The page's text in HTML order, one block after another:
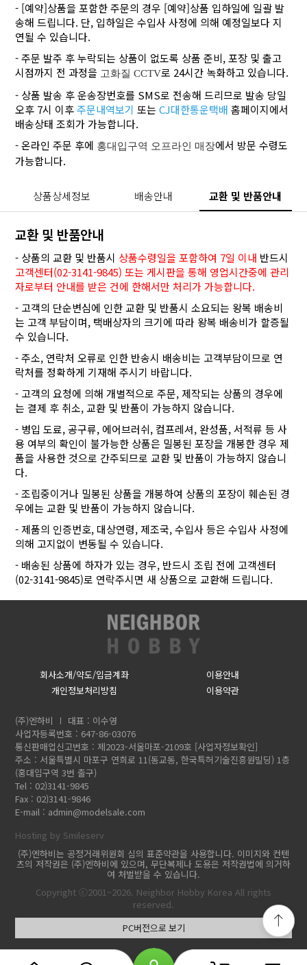
- [예약]상품을 포함한 주문의 경우 [예약]상품 입하일에 일괄 발
송해 드립니다. 단, 입하일은 수입사 사정에 의해 예정일보다 지
연될 수 있습니다.
- 주문 발주 후 누락되는 상품이 없도록 상품 준비, 포장 및 출고
시점까지 전 과정을 고화질 CCTV로 24시간 녹화하고 있습니다.
- 상품 발송 후 운송장번호를 SMS로 전송해 드리므로 발송 당일
오후 7시 이후주문내역보기 또는CJ대한통운택배 홈페이지에서
배송상태 조회가 가능합니다.
- 온라인 주문 후에 홍대입구역 오프라인 매장에서 방문 수령도
가능합니다.
상품상세정보 배송안내 교환 및 반품안내
교환 및 반품안내
- 상품의 교환 및 반품시 상품수령일을 포함하여 7일 이내 반드시
고객센터(02-3141-9845) 또는 게시판을 통해 영업시간중에 관리
자로부터 안내를 받은 건에 한해서만 처리가 가능합니다.
- 고객의 단순변심에 인한 교환 및 반품시 소요되는 왕복 배송비
는 고객 부담이며, 택배상자의 크기에 따라 왕복 배송비가 할증될
수 있습니다.
- 주소, 연락처 오류로 인한 반송시 배송비는 고객부담이므로 연
락처를 정확하게 기재해 주시기 바랍니다.
- 고객의 요청에 의해 개별적으로 주문, 제작되는 상품의 경우에
는 결제 후 취소, 교환 및 반품이 가능하지 않습니다.
- 병입 도료, 공구류, 에어브러쉬, 컴프레셔, 완성품, 서적류 등 사
용 여부의 확인이 불가능한 상품은 밀봉된 포장을 개봉한 경우 제
품을 사용한 것으로 간주되므로 교환 및 반품이 가능하지 않습니
다.
- 조립중이거나 밀봉된 상품을 개봉하여 상품의 포장이 훼손된 경
우에는 교환 및 반품이 가능하지 않습니다.
- 제품의 인증번호, 대상연령, 제조국, 수입사 등은 수입사 사정에
의해 고지없이 변동될 수 있습니다.
- 배송된 상품에 하자가 있는 경우, 반드시 조립 전에 고객센터
(02-3141-9845)로 연락주시면 새 상품으로 교환해 드립니다.
회사소개/약도/입금계좌
이용안내
개인정보처리방침
이용약관
(주)엔하비
대표 : 이수영
사업자등록번호 : 647-86-03076
통신판매업신고번호 : 제2023-서울마포-2109호 [사업자정보확인]
주소 : 서울특별시 마포구 연희로 11(동교동, 한국특허기술진흥원빌딩) 1층
(홍대입구역 3번 출구)
Tel : 02)3141-9845
Fax : 02)3141-9846
E-mail : admin@modelsale.com
Hosting by Smileserv
(주)엔하비는 공정거래위원회 심의 표준약관을 사용합니다. 이미지와 컨텐
츠의 저작권은 (주)엔하비에 있으며, 무단복제나 도용은 저작권법에 의거하
여 처벌받을 수 있습니다.
Copyright ⓒ2001~2026. Neighbor Hobby Korea All rights
reserved.
PC버전으로 보기